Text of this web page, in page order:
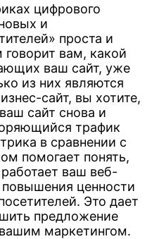
цифрового
и
проста и
вам, какой
ваш сайт, уже
из них являются
сайт, вы хотите,
сайт снова и
трафик
в сравнении с
помогает понять,
ваш веб-
повышения ценности
Это дает
предложение
маркетингом.